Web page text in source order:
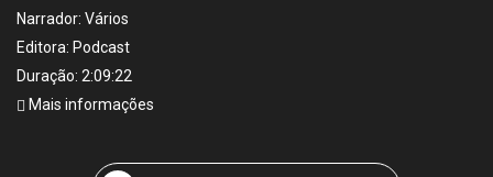
Narrador: Vários
Editora: Podcast
Duração: 2:09:22
Mais informações